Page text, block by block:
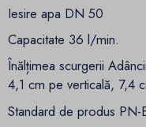
Iesire apa DN 50
Capacitate 36 l/min.
Înălțimea scurgerii
4,1 cm pe verticală, 7,4
Standard de produs PN-